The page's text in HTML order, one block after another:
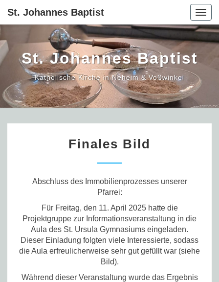
St. Johannes Baptist
St. Johannes Baptist
Katholische Kirche in Neheim & Voßwinkel
Bild
Finales Bild
Abschluss des Immobilienprozesses unserer
Pfarrei:
Für Freitag, den 11. April 2025 hatte die
Projektgruppe zur Informationsveranstaltung in die
Aula des St. Ursula Gymnasiums eingeladen.
Dieser Einladung folgten viele Interessierte, sodass
die Aula erfreulicherweise sehr gut gefüllt war (siehe
Bild).
Während dieser Veranstaltung wurde das Ergebnis